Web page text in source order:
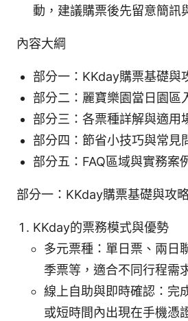
動，建議購票後先留意簡訊
內容大綱
部分一：KKday購票基礎與
部分二：麗寶樂園當日園區
部分三：各票種詳解與適用
部分四：節省小技巧與常見
部分五：FAQ區域與實務案
部分一：KKday購票基礎與攻
KKday的票務模式與優勢
多元票種：單日票、兩日
季票等，適合不同行程需
線上自助與即時確認：完
或短時間內出現在手機憑